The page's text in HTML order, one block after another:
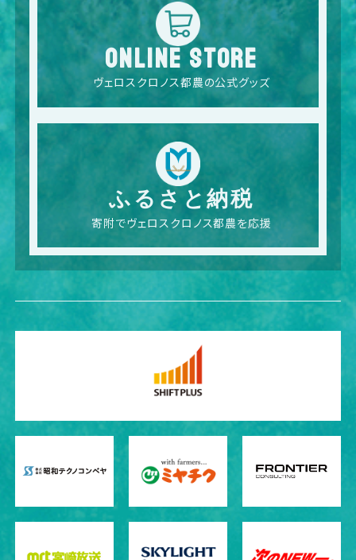
ONLINE STORE
ヴェロスクロノス都農の公式グッズ
ふるさと納税
寄附でヴェロスクロノス都農を応援